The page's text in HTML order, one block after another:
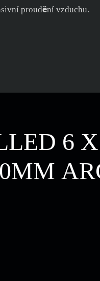
proudění vzduchu.
6